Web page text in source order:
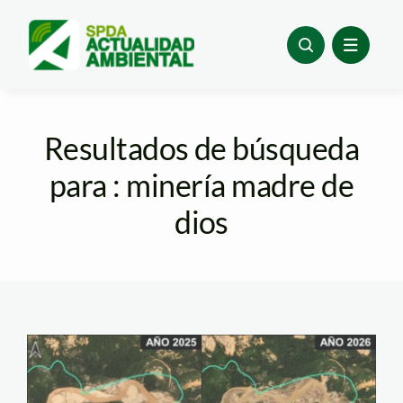
content
Resultados de búsqueda
para : minería madre de
dios